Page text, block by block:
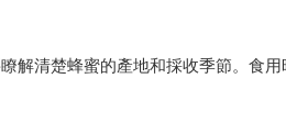
解清楚蜂蜜的產地和採收季節。食用